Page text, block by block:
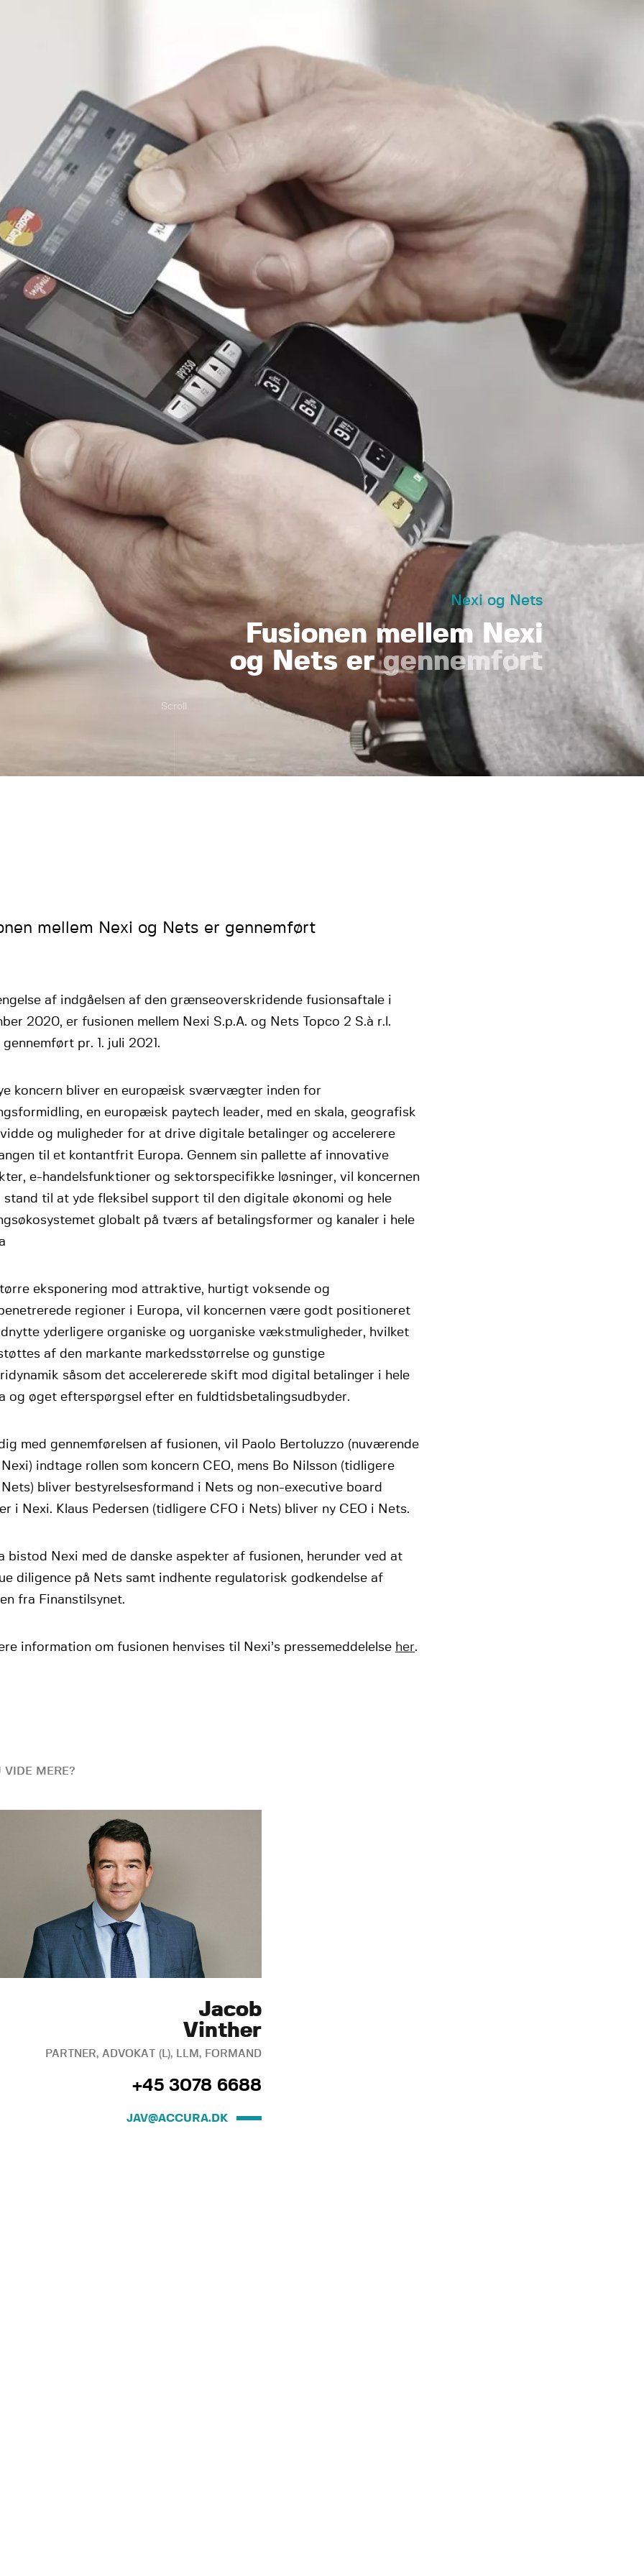
Nexi og Nets
Fusionen mellem Nexi
og Nets ergennemført
Scroll
mellem Nexi og Nets er gennemført
af indgåelsen af den grænseoverskridende fusionsaftale i
2020, er fusionen mellem Nexi S.p.A. og Nets Topco 2 S.à r.l.
gennemført pr. 1. juli 2021.
koncern bliver en europæisk sværvægter inden for
en europæisk paytech leader, med en skala, geografisk
og muligheder for at drive digitale betalinger og accelerere
til et kontantfrit Europa. Gennem sin pallette af innovative
e-handelsfunktioner og sektorspecifikke løsninger, vil koncernen
til at yde fleksibel support til den digitale økonomi og hele
globalt på tværs af betalingsformer og kanaler i hele
eksponering mod attraktive, hurtigt voksende og
regioner i Europa, vil koncernen være godt positioneret
yderligere organiske og uorganiske vækstmuligheder, hvilket
af den markante markedsstørrelse og gunstige
såsom det accelererede skift mod digital betalinger i hele
og øget efterspørgsel efter en fuldtidsbetalingsudbyder.
med gennemførelsen af fusionen, vil Paolo Bertoluzzo (nuværende
indtage rollen som koncern CEO, mens Bo Nilsson (tidligere
Nets) bliver bestyrelsesformand i Nets og non-executive board
i Nexi. Klaus Pedersen (tidligere CFO i Nets) bliver ny CEO i Nets.
bistod Nexi med de danske aspekter af fusionen, herunder ved at
diligence på Nets samt indhente regulatorisk godkendelse af
fra Finanstilsynet.
information om fusionen henvises til Nexi’s pressemeddelelse her.
VIDE MERE?
Jacob
Vinther
PARTNER, ADVOKAT (L), LLM, FORMAND
+45 3078 6688
JAV@ACCURA.DK